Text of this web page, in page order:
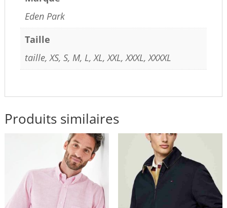
Eden Park
Taille
taille, XS, S, M, L, XL, XXL, XXXL, XXXXL
Produits similaires